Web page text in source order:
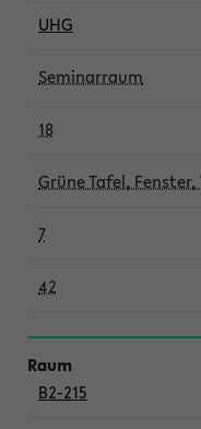
UHG
Seminarraum
18
Grüne Tafel,
7
42
B2-215